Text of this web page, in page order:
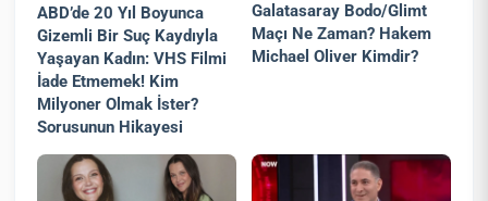
ABD’de 20 Yıl Boyunca
Gizemli Bir Suç Kaydıyla
Yaşayan Kadın: VHS Filmi
İade Etmemek! Kim
Milyoner Olmak İster?
Sorusunun Hikayesi
Galatasaray Bodo/Glimt
Maçı Ne Zaman? Hakem
Michael Oliver Kimdir?